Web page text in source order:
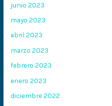
junio 2023
mayo 2023
abril 2023
marzo 2023
febrero 2023
enero 2023
diciembre 2022